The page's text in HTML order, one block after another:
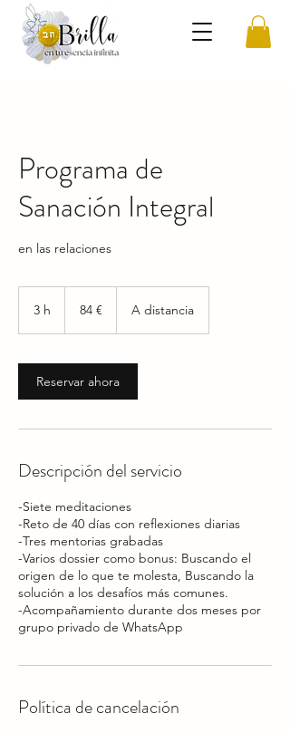
Programa de
Sanación Integral
en las relaciones
3 h 84 € A distancia
Reservar ahora
Descripción del servicio
-Siete meditaciones
-Reto de 40 días con reflexiones diarias
-Tres mentorias grabadas
-Varios dossier como bonus: Buscando el
origen de lo que te molesta, Buscando la
solución a los desafíos más comunes.
-Acompañamiento durante dos meses por
Política de cancelación